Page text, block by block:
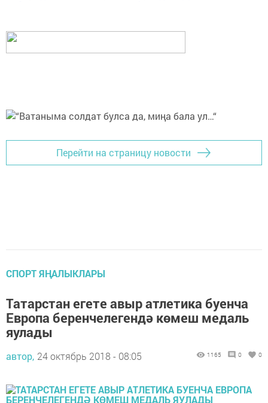
Перейти на страницу новости
СПОРТ ЯҢАЛЫКЛАРЫ
Татарстан егете авыр атлетика буенча
Европа беренчелегендә көмеш медаль
яулады
автор, 24 октябрь 2018 - 08:05 1165 0 0